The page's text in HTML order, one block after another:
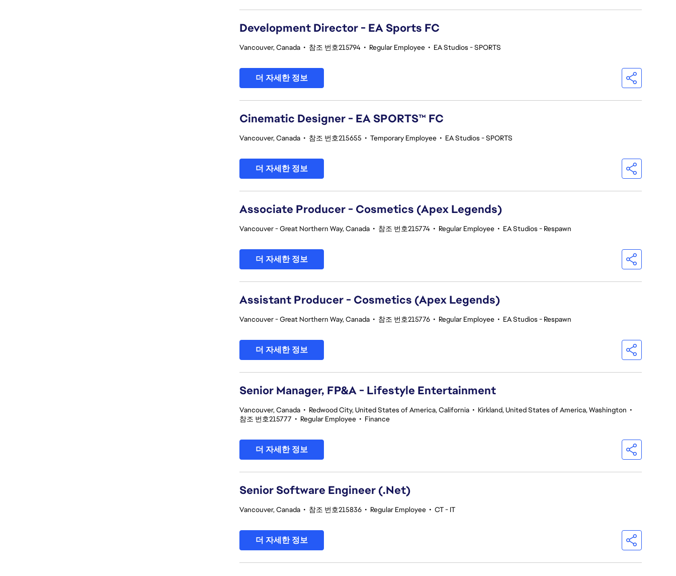
Development Director - EA Sports FC
Vancouver, Canada • 참조 번호215794 • Regular Employee • EA Studios - SPORTS
더 자세한 정보
Cinematic Designer - EA SPORTS™ FC
Vancouver, Canada • 참조 번호215655 • Temporary Employee • EA Studios - SPORTS
더 자세한 정보
Associate Producer - Cosmetics (Apex Legends)
Vancouver - Great Northern Way, Canada • 참조 번호215774 • Regular Employee • EA Studios - Respawn
더 자세한 정보
Assistant Producer - Cosmetics (Apex Legends)
Vancouver - Great Northern Way, Canada • 참조 번호215776 • Regular Employee • EA Studios - Respawn
더 자세한 정보
Senior Manager, FP&A - Lifestyle Entertainment
Vancouver, Canada • Redwood City, United States of America, California • Kirkland, United States of America, Washington •
참조 번호215777 • Regular Employee • Finance
더 자세한 정보
Senior Software Engineer (.Net)
Vancouver, Canada • 참조 번호215836 • Regular Employee • CT - IT
더 자세한 정보